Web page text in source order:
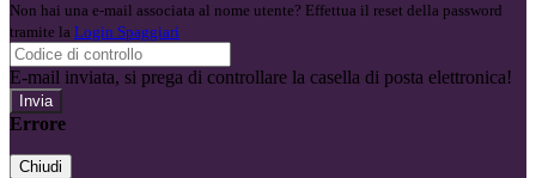
Non hai una e-mail associata al nome utente? Effettua il reset della password
tramite la Login Spaggiari
E-mail inviata, si prega di controllare la casella di posta elettronica!
Errore
Chiudi